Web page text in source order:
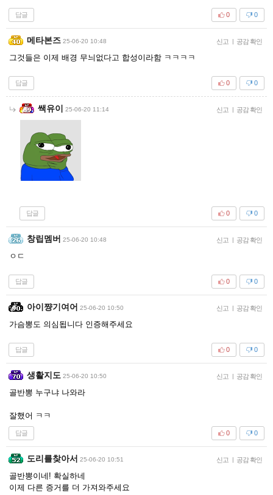
답글 0
0
메타본즈 25-06-20 10:48 신고 | 공감 확인
그것들은 이제 배경 무늬없다고 합성이라함 ㅋㅋㅋㅋ
답글 0
0
쌕유이 25-06-20 11:14 신고 | 공감 확인
답글 0
0
창립멤버 25-06-20 10:48 신고 | 공감 확인
ㅇㄷ
답글 0
0
아이쨩기여어 25-06-20 10:50 신고 | 공감 확인
가슴뽕도 의심됩니다 인증해주세요
답글 0
0
생활지도 25-06-20 10:50 신고 | 공감 확인
골반뽕 누구냐 나와라
잘했어 ㅋㅋ
답글 0
0
도리를찾아서 25-06-20 10:51 신고 | 공감 확인
골반뽕이네! 확실하네
이제 다른 증거를 더 가져와주세요